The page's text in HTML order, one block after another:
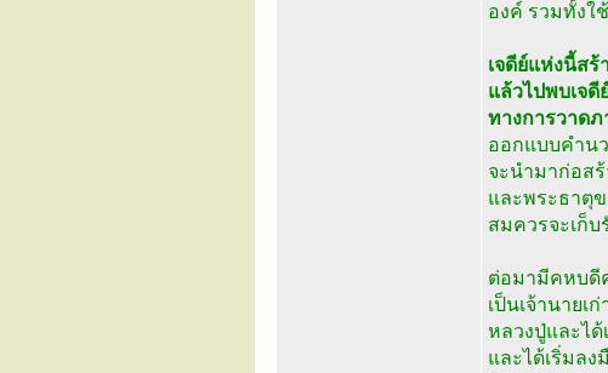
องค์ รวมทั้งใ
เจดีย์แห่งนี้ส
แล้วไปพบเจ
ทางการวาดภ
ออกแบบคำน
จะนำมาก่อส
และพระธาตุ
สมควรจะเก็บ
ต่อมามีคหบดี
เป็นเจ้านายเ
หลวงปู่และได้
และได้เริ่มล